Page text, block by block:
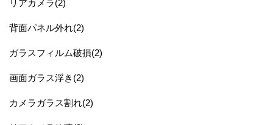
リアカメラ(2)
背面パネル外れ(2)
ガラスフィルム破損(2)
画面ガラス浮き(2)
カメラガラス割れ(2)